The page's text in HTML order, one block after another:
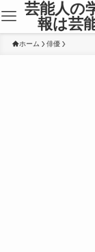
芸能人の
報は芸
ホーム 俳優